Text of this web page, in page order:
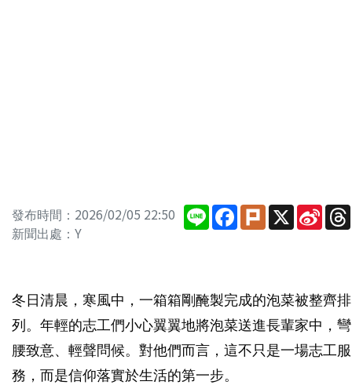
發布時間：2026/02/05 22:50
新聞出處：Y
Line Facebook
PlurkX Sina
冬日清晨，寒風中，一箱箱剛醃製完成的泡菜被整齊排
列。年輕的志工們小心翼翼地將泡菜送進長輩家中，彎
腰致意、輕聲問候。對他們而言，這不只是一場志工服
務，而是信仰落實於生活的第一步。